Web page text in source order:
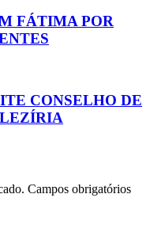
FÁTIMA POR
CONSELHO DE
Campos obrigatórios